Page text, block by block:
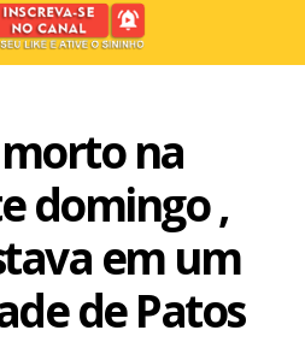
na
domingo ,
em um
de Patos